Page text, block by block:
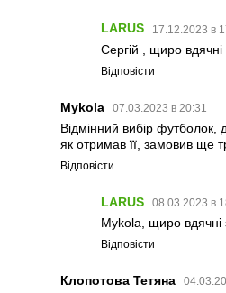
LARUS 17.12.2023 в
Сергій , щиро вдячні
Відповісти
Mykola 07.03.2023 в 20:31
Відмінний вибір футболок,
як отримав її, замовив ще
Відповісти
LARUS 08.03.2023 в
Mykola, щиро вдячні
Відповісти
Клопотова Тетяна